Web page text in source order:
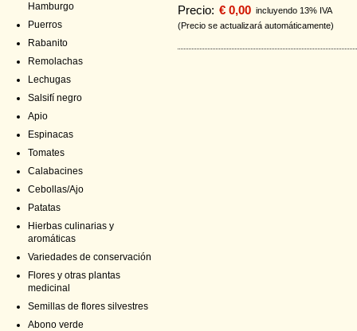
Hamburgo
Puerros
Rabanito
Remolachas
Lechugas
Salsifí negro
Apio
Espinacas
Tomates
Calabacines
Cebollas/Ajo
Patatas
Hierbas culinarias y
aromáticas
Variedades de conservación
Flores y otras plantas
medicinal
Semillas de flores silvestres
Abono verde
Precio: € 0,00 incluyendo 13% IVA
(Precio se actualizará automáticamente)